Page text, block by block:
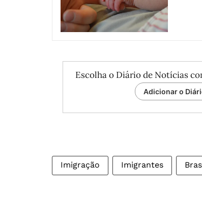
Escolha o Diário de Notícias
Adicionar o
Imigração Imigrantes